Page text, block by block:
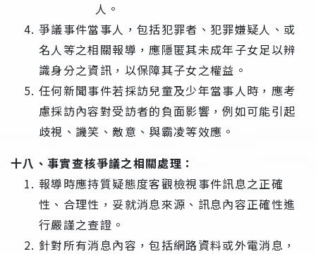
人。
爭議事件當事人，包括犯罪者、犯罪嫌疑人、或
名人等之相關報導，應隱匿其未成年子女足以辨
識身分之資訊，以保障其子女之權益。
任何新聞事件若採訪兒童及少年當事人時，應考
慮採訪內容對受訪者的負面影響，例如可能引起
歧視、譏笑、敵意、與霸凌等效應。
十八、事實查核爭議之相關處理：
報導時應持質疑態度客觀檢視事件訊息之正確
性、合理性，妥就消息來源、訊息內容正確性進
行嚴謹之查證。
針對所有消息內容，包括網路資料或外電消息，